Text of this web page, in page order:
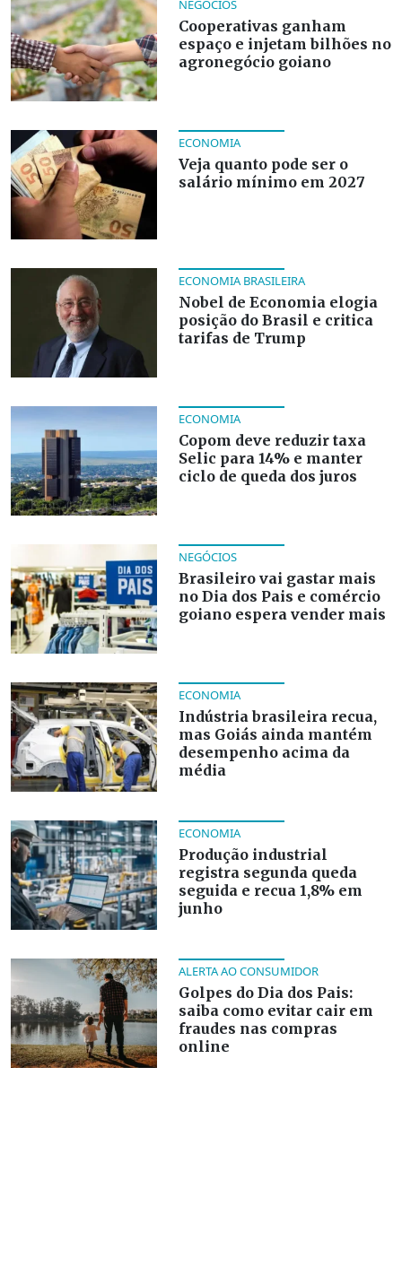
NEGÓCIOS
Cooperativas ganham
espaço e injetam bilhões no
agronegócio goiano
ECONOMIA
Veja quanto pode ser o
salário mínimo em 2027
ECONOMIA BRASILEIRA
Nobel de Economia elogia
posição do Brasil e critica
tarifas de Trump
ECONOMIA
Copom deve reduzir taxa
Selic para 14% e manter
ciclo de queda dos juros
NEGÓCIOS
Brasileiro vai gastar mais
no Dia dos Pais e comércio
goiano espera vender mais
ECONOMIA
Indústria brasileira recua,
mas Goiás ainda mantém
desempenho acima da
média
ECONOMIA
Produção industrial
registra segunda queda
seguida e recua 1,8% em
junho
ALERTA AO CONSUMIDOR
Golpes do Dia dos Pais:
saiba como evitar cair em
fraudes nas compras
online